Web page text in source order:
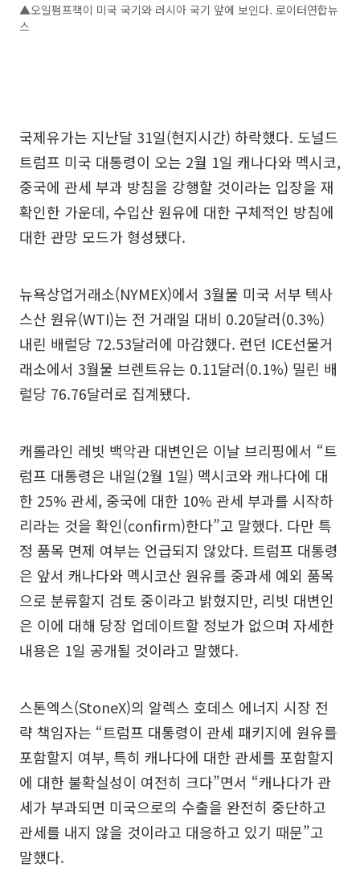
▲오일펌프잭이 미국 국기와 러시아 국기 앞에 보인다. 로이터연합뉴
스
국제유가는 지난달 31일(현지시간) 하락했다. 도널드
트럼프 미국 대통령이 오는 2월 1일 캐나다와 멕시코,
중국에 관세 부과 방침을 강행할 것이라는 입장을 재
확인한 가운데, 수입산 원유에 대한 구체적인 방침에
대한 관망 모드가 형성됐다.
뉴욕상업거래소(NYMEX)에서 3월물 미국 서부 텍사
스산 원유(WTI)는 전 거래일 대비 0.20달러(0.3%)
내린 배럴당 72.53달러에 마감했다. 런던 ICE선물거
래소에서 3월물 브렌트유는 0.11달러(0.1%) 밀린 배
럴당 76.76달러로 집계됐다.
캐롤라인 레빗 백악관 대변인은 이날 브리핑에서 “트
럼프 대통령은 내일(2월 1일) 멕시코와 캐나다에 대
한 25% 관세, 중국에 대한 10% 관세 부과를 시작하
리라는 것을 확인(confirm)한다”고 말했다. 다만 특
정 품목 면제 여부는 언급되지 않았다. 트럼프 대통령
은 앞서 캐나다와 멕시코산 원유를 중과세 예외 품목
으로 분류할지 검토 중이라고 밝혔지만, 리빗 대변인
은 이에 대해 당장 업데이트할 정보가 없으며 자세한
내용은 1일 공개될 것이라고 말했다.
스톤엑스(StoneX)의 알렉스 호데스 에너지 시장 전
략 책임자는 “트럼프 대통령이 관세 패키지에 원유를
포함할지 여부, 특히 캐나다에 대한 관세를 포함할지
에 대한 불확실성이 여전히 크다”면서 “캐나다가 관
세가 부과되면 미국으로의 수출을 완전히 중단하고
관세를 내지 않을 것이라고 대응하고 있기 때문”고
말했다.